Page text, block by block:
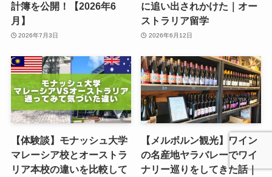
計簿を公開！【2026年6
月】
2026年7月3日
に追い出されかけた｜オー
ストラリア留学
2026年6月12日
【体験談】モナッシュ大学
マレーシア校とオーストラ
リア本校の違いを比較して
【メルボルン観光】ワイン
の名産地ヤラバレーでワイ
ナリー巡りをしてきた話｜